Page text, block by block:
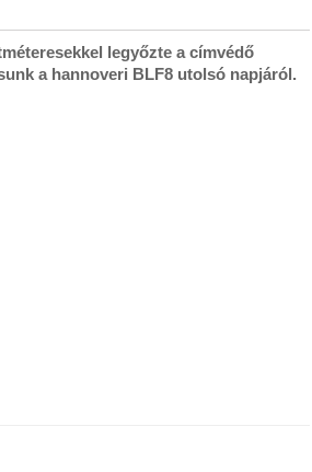
legyőzte a címvédő
a hannoveri BLF8 utolsó napjáról.